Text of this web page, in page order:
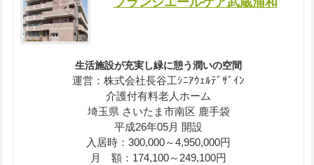
生活施設が充実し緑に憩う潤いの空間
運営：株式会社長谷工ｼﾆｱｳｪﾙﾃﾞｻﾞｲﾝ
介護付有料老人ホーム
埼玉県 さいたま市南区 鹿手袋
平成26年05月 開設
入居時：300,000～4,950,000円
月 額：174,100～249,100円